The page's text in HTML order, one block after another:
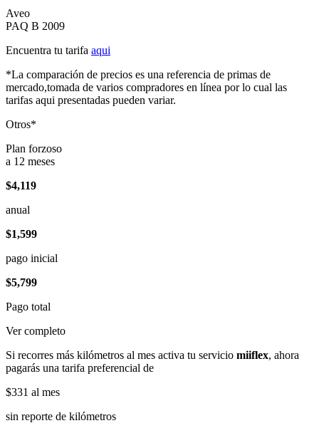
Aveo
PAQ B 2009
Encuentra tu tarifa aqui
*La comparación de precios es una referencia de primas de
mercado,tomada de varios compradores en línea por lo cual las
tarifas aqui presentadas pueden variar.
Otros*
Plan forzoso
a 12 meses
$4,119
anual
$1,599
pago inicial
$5,799
Pago total
Ver completo
Si recorres más kilómetros al mes activa tu servicio miiflex, ahora
pagarás una tarifa preferencial de
$331 al mes
sin reporte de kilómetros